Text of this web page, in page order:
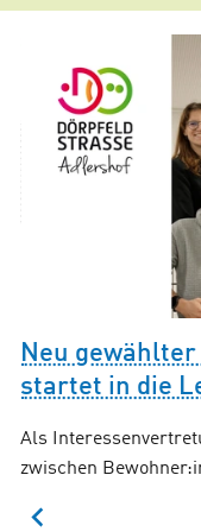
Neu
startet in die
Als
zwischen